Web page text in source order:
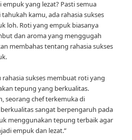
yang lezat? Pasti semua
kamu, ada rahasia sukses
loh. Roti yang empuk biasanya
dan aroma yang menggugah
membahas tentang rahasia sukses
rahasia sukses membuat roti yang
tepung yang berkualitas.
seorang chef terkemuka di
sangat berpengaruh pada
menggunakan tepung terbaik agar
empuk dan lezat.”